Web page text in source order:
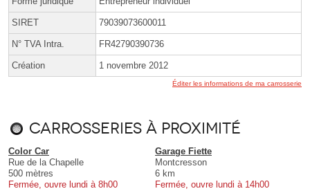
SIRET 79039073600011
N° TVA Intra. FR42790390736
Création 1 novembre 2012
Éditer les informations de ma carrosserie
Carrosseries à proximité
Color Car
Rue de la Chapelle
500 mètres
Fermée, ouvre lundi à 8h00
Garage Fiette
Montcresson
6 km
Fermée, ouvre lundi à 14h00